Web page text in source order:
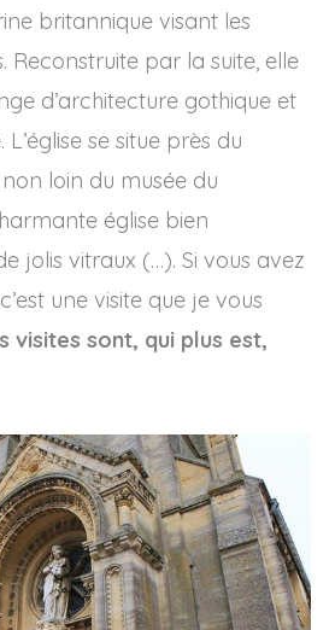
britannique visant les
Reconstruite par la suite, elle
d’architecture gothique et
se situe près du
loin du musée du
église bien
jolis vitraux (…). Si vous avez
une visite que je vous
visites sont, qui plus est,